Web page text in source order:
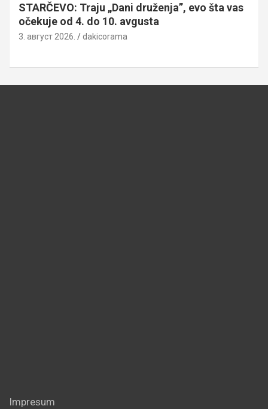
STARČEVO: Traju „Dani druženja”, evo šta vas
očekuje od 4. do 10. avgusta
3. август 2026. dakicorama
Impresum